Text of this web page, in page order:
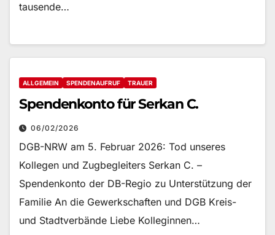
tausende…
ALLGEMEIN SPENDENAUFRUF TRAUER
Spendenkonto für Serkan C.
06/02/2026
DGB-NRW am 5. Februar 2026: Tod unseres
Kollegen und Zugbegleiters Serkan C. –
Spendenkonto der DB-Regio zu Unterstützung der
Familie An die Gewerkschaften und DGB Kreis-
und Stadtverbände Liebe Kolleginnen…